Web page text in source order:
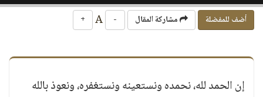
أضف للمفضلة مشاركة المقال -
+
إن الحمد لله، نحمده ونستعينه ونستغفره، ونعوذ بالله